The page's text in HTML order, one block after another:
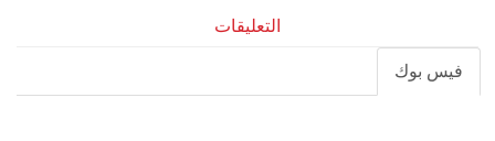
التعليقات
فيس بوك